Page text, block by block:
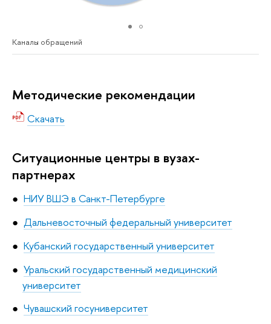
Каналы обращений
Методические рекомендации
Скачать
Ситуационные центры в вузах-
партнерах
НИУ ВШЭ в Санкт-Петербурге
Дальневосточный федеральный университет
Кубанский государственный университет
Уральский государственный медицинский
университет
Чувашский госуниверситет